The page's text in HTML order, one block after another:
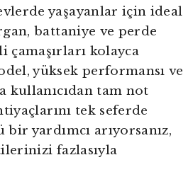
yaşayanlar için ideal
battaniye ve perde
kolayca
yüksek performansı ve
kullanıcıdan tam not
tek seferde
bir yardımcı arıyorsanız,
fazlasıyla